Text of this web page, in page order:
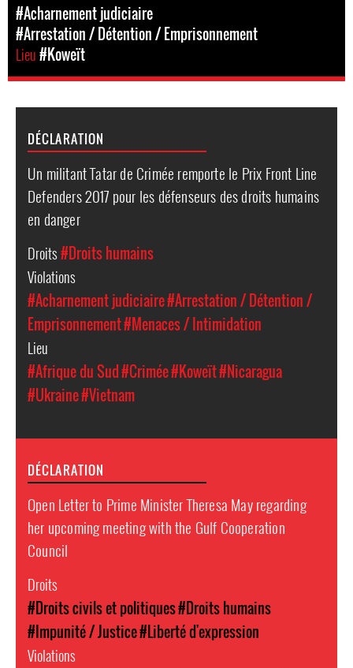
#Acharnement judiciaire
#Arrestation / Détention / Emprisonnement
Lieu#Koweït
DÉCLARATION
Un militant Tatar de Crimée remporte le Prix Front Line
Defenders 2017 pour les défenseurs des droits humains
en danger
Droits#Droits humains
Violations
#Acharnement judiciaire#Arrestation / Détention /
Emprisonnement#Menaces / Intimidation
Lieu
#Afrique du Sud#Crimée#Koweït#Nicaragua
#Ukraine#Vietnam
DÉCLARATION
Open Letter to Prime Minister Theresa May regarding
her upcoming meeting with the Gulf Cooperation
Council
Droits
#Droits civils et politiques#Droits humains
#Impunité / Justice#Liberté d'expression
Violations